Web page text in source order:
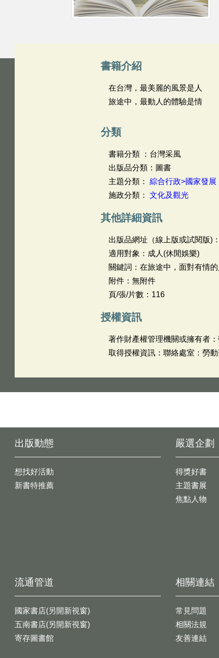
書籍介紹
在台灣，最美麗的風景是人
旅途中，最動人的體驗是情
分類
書籍分類 ：台灣采風
出版品分類：圖書
主題分類： 綜合行政>國家發展
施政分類： 文化及觀光
其他詳細資訊
出版品網址（線上版或試閱版)
適用對象：成人(休閒娛樂)
關鍵詞：在旅途中，面對有情
附件：無附件
頁/張/片數：116
授權資訊
著作財產權管理機關或擁有者
取得授權資訊：聯絡處室：勞
出版動態
想找好活動
新書特推薦
嚴選企劃
得獎好書
主題書展
焦點人物
流通管道
國家書店(另開新視窗)
五南書店(另開新視窗)
寄存圖書館
相關連結
常見問題
相關法規
友善連結